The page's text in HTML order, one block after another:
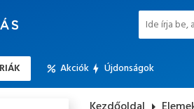
Akciók Újdonságok